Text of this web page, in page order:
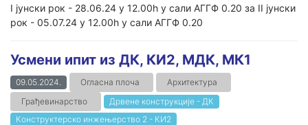
I јунски рок - 28.06.24 у 12.00h у сали АГГФ 0.20 за II јунски
рок - 05.07.24 у 12.00h у сали АГГФ 0.20
Усмени ипит из ДК, КИ2, МДК, МК1
09.05.2024. Огласна плоча
Архитектура
Грађевинарство
Дрвене конструкције - ДК
Конструктерско инжењерство 2 - КИ2